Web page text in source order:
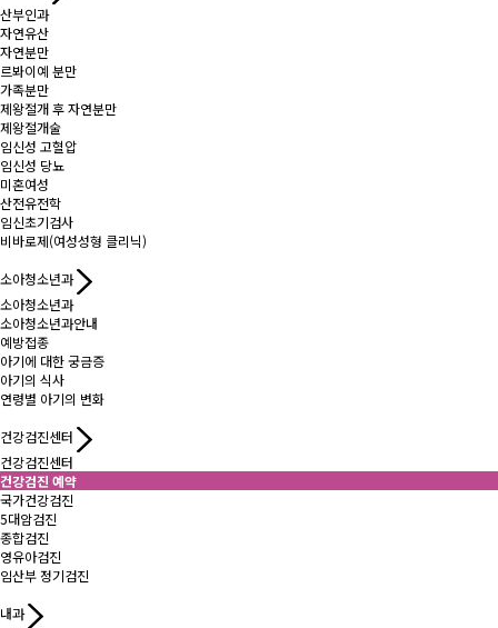
산부인과
자연유산
자연분만
르봐이예 분만
가족분만
제왕절개 후 자연분만
제왕절개술
임신성 고혈압
임신성 당뇨
미혼여성
산전유전학
임신초기검사
비바로제(여성성형 클리닉)
소아청소년과
소아청소년과
소아청소년과안내
예방접종
아기에 대한 궁금증
아기의 식사
연령별 아기의 변화
건강검진센터
건강검진센터
건강검진 예약
국가건강검진
5대암검진
종합검진
영유아검진
임산부 정기검진
내과